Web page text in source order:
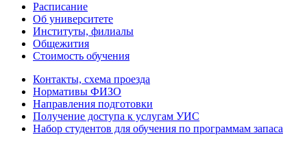
Расписание
Об университете
Институты, филиалы
Общежития
Стоимость обучения
Контакты, схема проезда
Нормативы ФИЗО
Направления подготовки
Получение доступа к услугам УИС
Набор студентов для обучения по программам запаса